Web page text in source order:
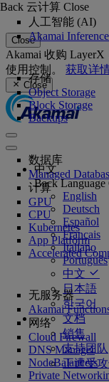
Close
Akamai 收购
使用控制。 获取详
Close
中文
Back Language
English
Deutsch
Español
Français
Italiano
Português
中文
日本語
한국어
文档
销售
支持团队
正遭受
Back 云计算 Close
人工智能 (AI)
Akamai
存储
Object Storage
Block Storage
Backups
数据库
Managed
计算
GPU
CPU
Kubernetes
App Platform
Accelerated
无服务器
Akamai
网络
Cloud Firewall
DNS Manager
NodeBalancers
Private